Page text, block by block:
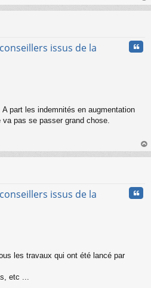
au
issus de la
part les indemnités en augmentation
pas se passer grand chose.
au
issus de la
les travaux qui ont été lancé par
etc ...